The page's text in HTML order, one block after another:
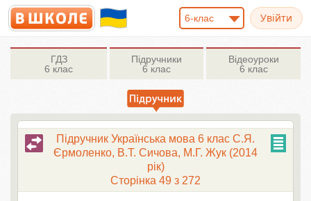
6-клас
ГДЗ
6 клас
Підручники
6 клас
Відеоуроки
6 клас
Підручник Українська мова 6 клас С.Я.
Єрмоленко, В.Т. Сичова, М.Г. Жук (2014
рік)
Сторінка 49 з 272